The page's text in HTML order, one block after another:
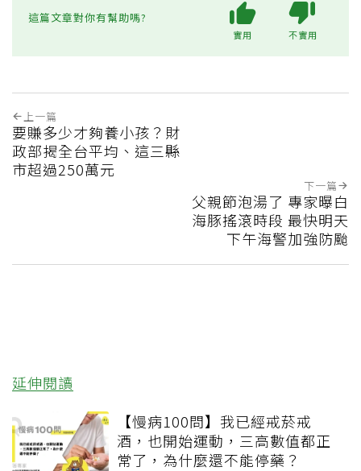
這篇文章對你有幫助嗎?
實用 不實用
上一篇
要賺多少才夠養小孩？財
政部揭全台平均、這三縣
市超過250萬元
下一篇
父親節泡湯了 專家曝白
海豚搖滾時段 最快明天
下午海警加強防颱
延伸閱讀
【慢病100問】我已經戒菸戒
酒，也開始運動，三高數值都正
常了，為什麼還不能停藥？